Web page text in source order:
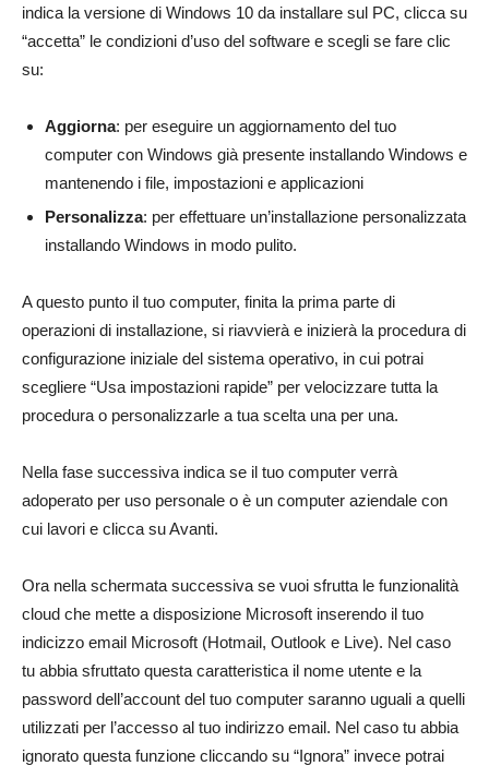
indica la versione di Windows 10 da installare sul PC, clicca su
“accetta” le condizioni d’uso del software e scegli se fare clic
su:
Aggiorna: per eseguire un aggiornamento del tuo
computer con Windows già presente installando Windows e
mantenendo i file, impostazioni e applicazioni
Personalizza: per effettuare un’installazione personalizzata
installando Windows in modo pulito.
A questo punto il tuo computer, finita la prima parte di
operazioni di installazione, si riavvierà e inizierà la procedura di
configurazione iniziale del sistema operativo, in cui potrai
scegliere “Usa impostazioni rapide” per velocizzare tutta la
procedura o personalizzarle a tua scelta una per una.
Nella fase successiva indica se il tuo computer verrà
adoperato per uso personale o è un computer aziendale con
cui lavori e clicca su Avanti.
Ora nella schermata successiva se vuoi sfrutta le funzionalità
cloud che mette a disposizione Microsoft inserendo il tuo
indicizzo email Microsoft (Hotmail, Outlook e Live). Nel caso
tu abbia sfruttato questa caratteristica il nome utente e la
password dell’account del tuo computer saranno uguali a quelli
utilizzati per l’accesso al tuo indirizzo email. Nel caso tu abbia
ignorato questa funzione cliccando su “Ignora” invece potrai